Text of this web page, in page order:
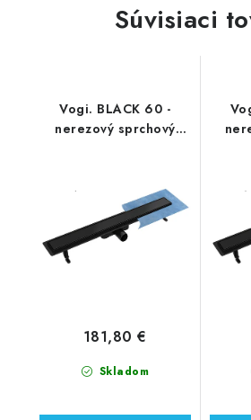
Súvisiaci
Vogi. BLACK 60 -
nerezový sprchový
Skladom
181,80 €